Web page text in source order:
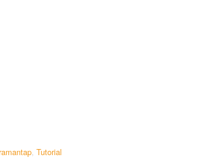
, Tutorial